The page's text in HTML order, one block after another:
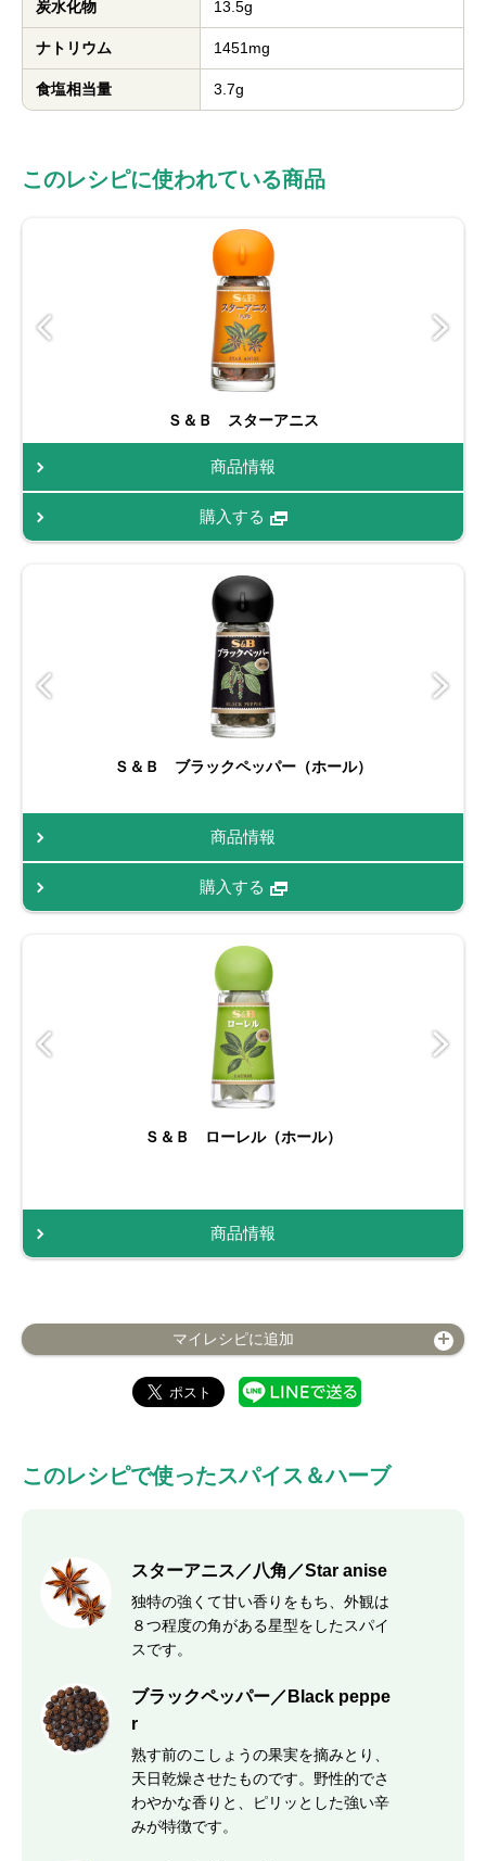
炭水化物 13.5g
ナトリウム 1451mg
食塩相当量 3.7g
このレシピに使われている商品
Ｓ＆Ｂ スターアニス
商品情報
購入する
Ｓ＆Ｂ ブラックペッパー（ホール）
商品情報
購入する
Ｓ＆Ｂ ローレル（ホール）
商品情報
マイレシピに追加
このレシピで使ったスパイス＆ハーブ
スターアニス／八角／Star anise
独特の強くて甘い香りをもち、外観は
８つ程度の角がある星型をしたスパイ
スです。
ブラックペッパー／Black peppe
r
熟す前のこしょうの果実を摘みとり、
天日乾燥させたものです。野性的でさ
わやかな香りと、ピリッとした強い辛
みが特徴です。